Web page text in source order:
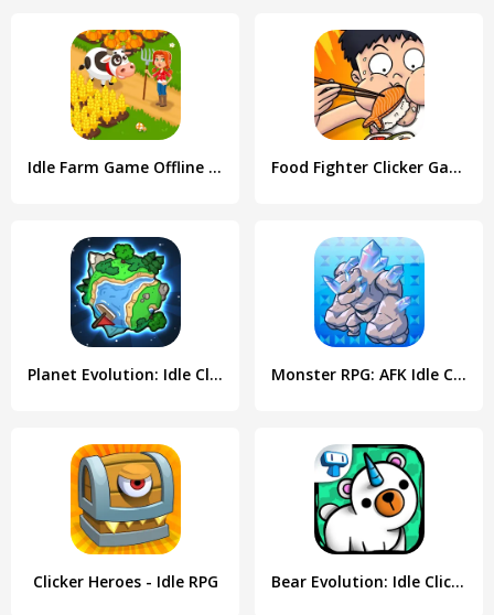
Idle Farm Game Offline Clicker Food Fighter Clicker Games
Planet Evolution: Idle Clicker Monster RPG: AFK Idle Clicker
Clicker Heroes - Idle RPG Bear Evolution: Idle Clicker